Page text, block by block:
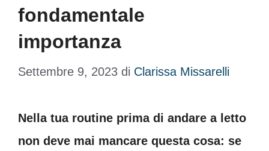
fondamentale
importanza
Settembre 9, 2023 di Clarissa Missarelli
Nella tua routine prima di andare a letto
non deve mai mancare questa cosa: se